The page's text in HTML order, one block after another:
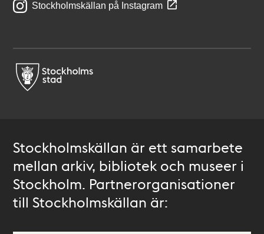
Stockholmskällan på Instagram
Stockholmskällan är ett samarbete
mellan arkiv, bibliotek och museer i
Stockholm. Partnerorganisationer
till Stockholmskällan är: